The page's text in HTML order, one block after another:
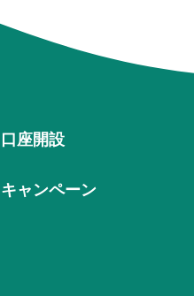
口座開設
キャンペーン